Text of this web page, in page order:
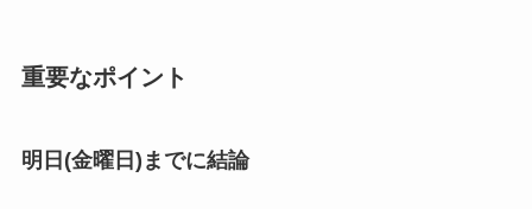
重要なポイント
明日(金曜日)までに結論